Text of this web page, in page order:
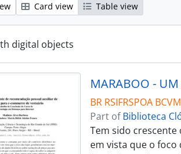
Card view Table view
digital objects
BR RSIFRSPOA
Part ofBiblioteca
Tem sido
em vista que o